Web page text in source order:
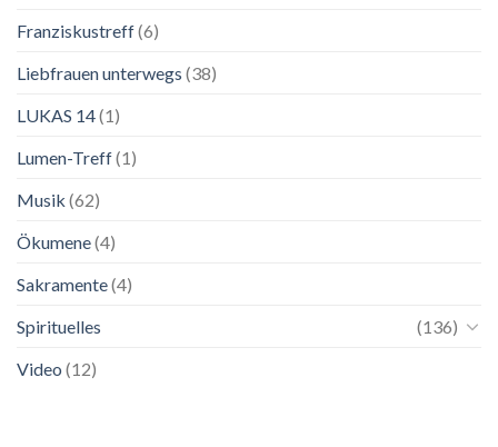
Franziskustreff(6)
Liebfrauen unterwegs (38)
LUKAS 14(1)
Lumen-Treff(1)
Musik (62)
Ökumene(4)
Sakramente(4)
Spirituelles
(136)
Video (12)